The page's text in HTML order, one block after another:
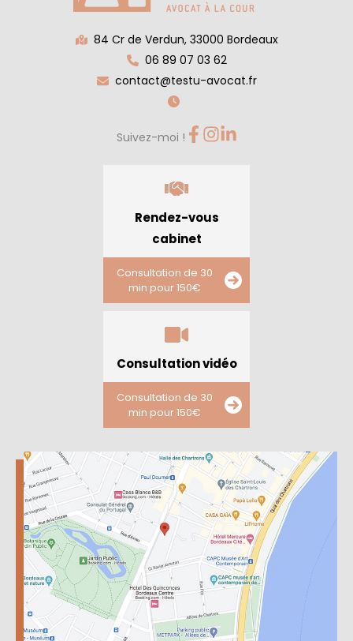
84 Cr de Verdun, 33000 Bordeaux
06 89 07 03 62
contact@testu-avocat.fr
Suivez-moi !
Rendez-vous
cabinet
Consultation de 30
min pour 150€
Consultation vidéo
Consultation de 30
min pour 150€